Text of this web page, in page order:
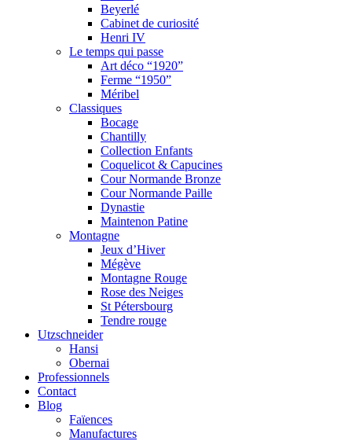
Beyerlé
Cabinet de curiosité
Henri IV
Le temps qui passe
Art déco “1920”
Ferme “1950”
Méribel
Classiques
Bocage
Chantilly
Collection Enfants
Coquelicot & Capucines
Cour Normande Bronze
Cour Normande Paille
Dynastie
Maintenon Patine
Montagne
Jeux d’Hiver
Mégève
Montagne Rouge
Rose des Neiges
St Pétersbourg
Tendre rouge
Utzschneider
Hansi
Obernai
Professionnels
Contact
Blog
Faïences
Manufactures